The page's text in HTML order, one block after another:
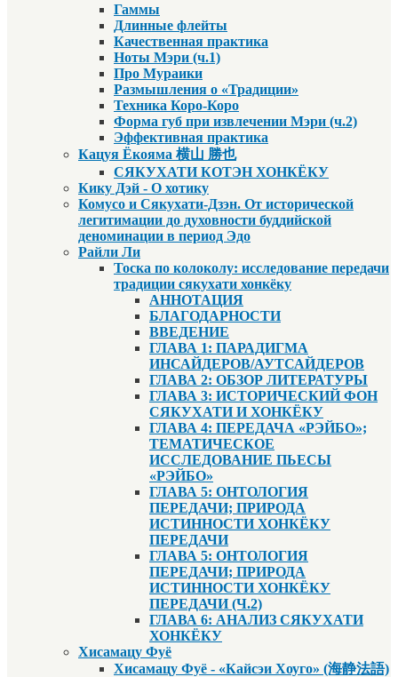
Гаммы
Длинные флейты
Качественная практика
Ноты Мэри (ч.1)
Про Мураики
Размышления о «Традиции»
Техника Коро-Коро
Форма губ при извлечении Мэри (ч.2)
Эффективная практика
Кацуя Ёкояма 横山 勝也
СЯКУХАТИ КОТЭН ХОНКЁКУ
Кику Дэй - О хотику
Комусо и Сякухати-Дзэн. От исторической
легитимации до духовности буддийской
деноминации в период Эдо
Райли Ли
Тоска по колоколу: исследование передачи
традиции сякухати хонкёку
АННОТАЦИЯ
БЛАГОДАРНОСТИ
ВВЕДЕНИЕ
ГЛАВА 1: ПАРАДИГМА
ИНСАЙДЕРОВ/АУТСАЙДЕРОВ
ГЛАВА 2: ОБЗОР ЛИТЕРАТУРЫ
ГЛАВА 3: ИСТОРИЧЕСКИЙ ФОН
СЯКУХАТИ И ХОНКЁКУ
ГЛАВА 4: ПЕРЕДАЧА «РЭЙБО»;
ТЕМАТИЧЕСКОЕ
ИССЛЕДОВАНИЕ ПЬЕСЫ
«РЭЙБО»
ГЛАВА 5: ОНТОЛОГИЯ
ПЕРЕДАЧИ; ПРИРОДА
ИСТИННОСТИ ХОНКЁКУ
ПЕРЕДАЧИ
ГЛАВА 5: ОНТОЛОГИЯ
ПЕРЕДАЧИ; ПРИРОДА
ИСТИННОСТИ ХОНКЁКУ
ПЕРЕДАЧИ (Ч.2)
ГЛАВА 6: АНАЛИЗ СЯКУХАТИ
ХОНКЁКУ
Хисамацу Фуё
Хисамацу Фуё - «Кайсэи Хоуго» (海静法語)